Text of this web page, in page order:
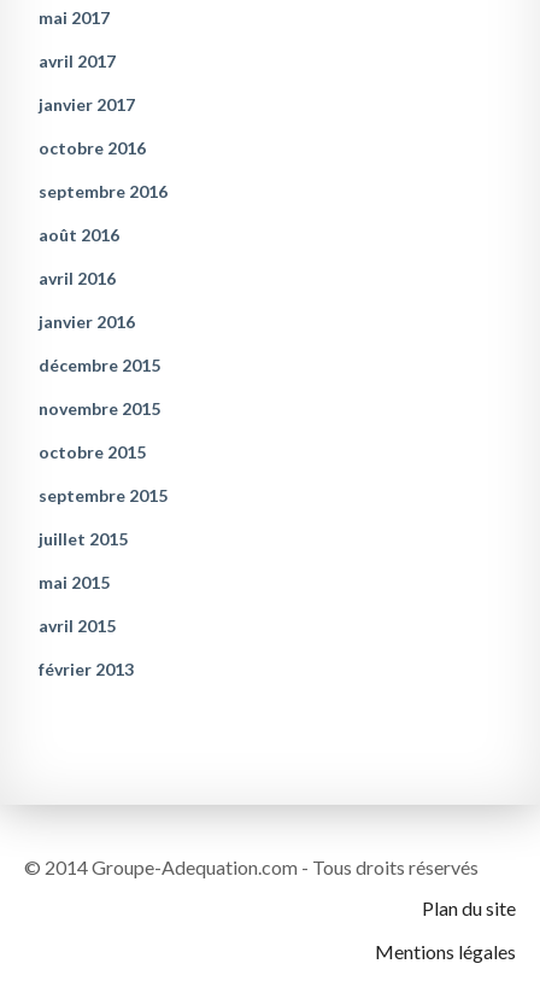
mai 2017
avril 2017
janvier 2017
octobre 2016
septembre 2016
août 2016
avril 2016
janvier 2016
décembre 2015
novembre 2015
octobre 2015
septembre 2015
juillet 2015
mai 2015
avril 2015
février 2013
© 2014 Groupe-Adequation.com - Tous droits réservés
Plan du site
Mentions légales